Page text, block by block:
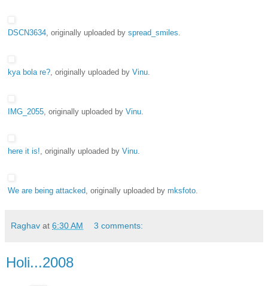
DSCN3634, originally uploaded by spread_smiles.
kya bola re?, originally uploaded by Vinu.
IMG_2055, originally uploaded by Vinu.
here it is!, originally uploaded by Vinu.
We are being attacked, originally uploaded by mksfoto.
Raghav at 6:30 AM 3 comments:
Holi...2008